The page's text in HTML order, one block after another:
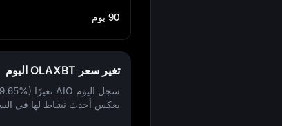
90 يوم
تغير سعر OLAXBT اليوم
سجل اليوم AIO تغيرًا
يعكس أحدث نشاط لها في